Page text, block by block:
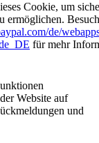
Cookie, um
ermöglichen.
de/
für mehr
Website auf
und